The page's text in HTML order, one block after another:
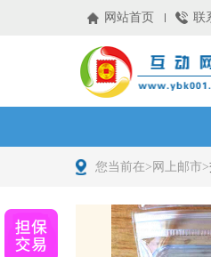
网站首页 联
您当前在> 网上邮市>